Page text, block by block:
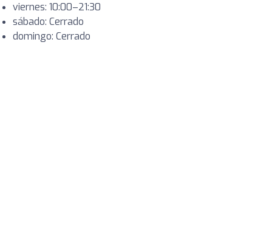
viernes: 10:00–21:30
sábado: Cerrado
domingo: Cerrado